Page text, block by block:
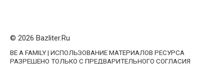
© 2026 Bazliter.Ru
BE A FAMILY | ИСПОЛЬЗОВАНИЕ МАТЕРИАЛОВ РЕСУРСА
РАЗРЕШЕНО ТОЛЬКО С ПРЕДВАРИТЕЛЬНОГО СОГЛАСИЯ